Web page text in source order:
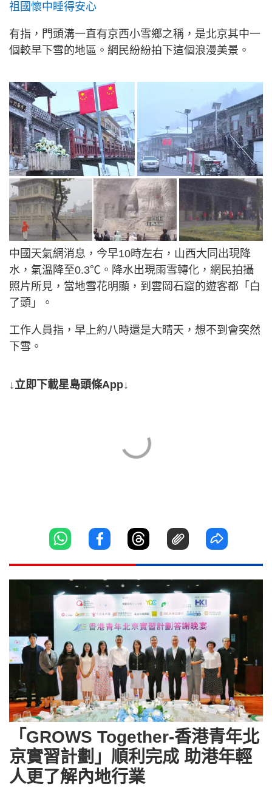
祖國懷中睡得安心
有指，門頭溝一直有京西小雪鄉之稱，是北京其中一
個較早下雪的地區。網民紛紛拍下這個浪漫美景。
中國天氣網消息，今早10時左右，山西大同出現降
水，氣溫降至0.3℃。降水出現雨雪轉化，網民拍攝
照片所見，當地雪花明顯，到雲岡石窟的遊客都「白
了頭」。
工作人員指，早上約八時還是大晴天，想不到會突然
下雪。
↓立即下載星島頭條App↓
「GROWS Together-香港青年北
京實習計劃」順利完成 助港年輕
人更了解內地行業